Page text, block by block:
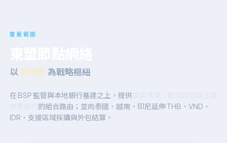
覆蓋範圍
以 菲律賓 為戰略樞紐
在 BSP 監管與本地銀行基建之上，提供
的組合路由；並向泰國、越南、印尼延伸 THB、VND、
IDR，支援區域採購與外包結算。